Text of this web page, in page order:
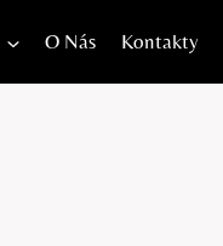
O Nás Kontakty